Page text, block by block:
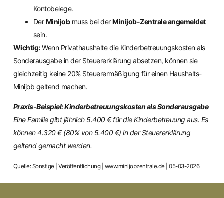
Kontobelege.
DerMinijobmuss bei derMinijob-Zentrale angemeldet
sein.
Wichtig:Wenn Privathaushalte die Kinderbetreuungskosten als
Sonderausgabe in der Steuererklärung absetzen, können sie
gleichzeitig keine 20% Steuerermäßigung für einen Haushalts-
Minijob geltend machen.
Praxis-Beispiel: Kinderbetreuungskosten als Sonderausgabe
Eine Familie gibt jährlich 5.400 € für die Kinderbetreuung aus. Es
können 4.320 € (80% von 5.400 €) in der Steuererklärung
geltend gemacht werden.
Quelle: Sonstige | Veröffentlichung | www.minijobzentrale.de | 05-03-2026